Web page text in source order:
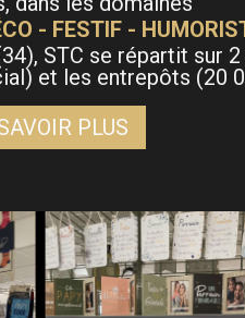
- FESTIF -
STC se répartit sur
et les entrepôts (20
PLUS